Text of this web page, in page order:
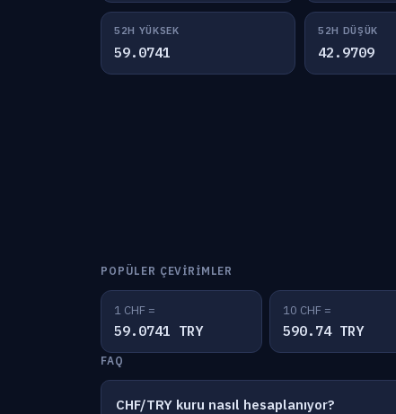
52H YÜKSEK
59.0741
52H DÜŞÜK
42.9709
POPÜLER ÇEVIRIMLER
1 CHF =
59.0741 TRY
10 CHF =
590.74 TRY
FAQ
CHF/TRY kuru nasıl hesaplanıyor?